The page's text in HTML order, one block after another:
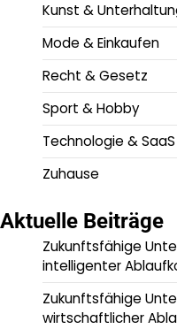
Kunst &
Mode & Einkaufen
Recht & Gesetz
Sport & Hobby
Technologie & SaaS
Zuhause
Aktuelle Beiträge
Zukunftsfähige
intelligenter
Zukunftsfähige
wirtschaftlicher